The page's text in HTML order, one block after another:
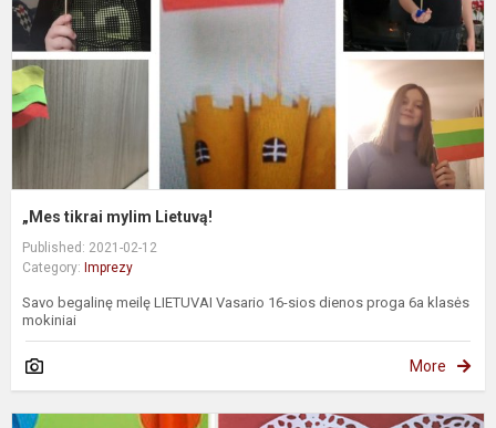
„Mes tikrai mylim Lietuvą!
Published: 2021-02-12
Category: Imprezy
Savo begalinę meilę LIETUVAI Vasario 16-sios dienos proga 6a klasės
mokiniai
More